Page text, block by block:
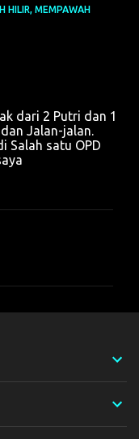
HILIR, MEMPAWAH
dari 2 Putri dan 1
Jalan-jalan.
Salah satu OPD